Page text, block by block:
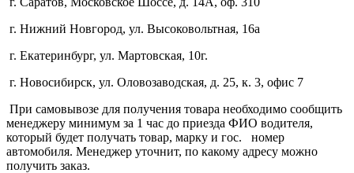
г. Нижний Новгород, ул. Высоковольтная, 16а
г. Екатеринбург, ул. Мартовская, 10г.
г. Новосибирск, ул. Оловозаводская, д. 25, к. 3, офис 7
При самовывозе для получения товара необходимо сообщить
менеджеру минимум за 1 час до приезда ФИО водителя,
который будет получать товар, марку и гос. номер
автомобиля. Менеджер уточнит, по какому адресу можно
получить заказ.